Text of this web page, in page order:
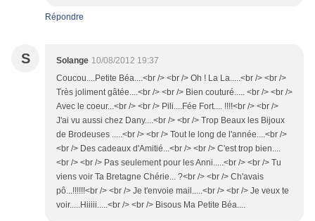
Répondre
S Solange 10/08/2012 19:37
Coucou....Petite Béa....<br /> <br /> Oh ! La La.....<br /> <br />
Très joliment gâtée....<br /> <br /> Bien couturé..... <br /> <br />
Avec le coeur...<br /> <br /> Pili....Fée Fort.... !!!!<br /> <br />
J'ai vu aussi chez Dany....<br /> <br /> Trop Beaux les Bijoux
de Brodeuses .....<br /> <br /> Tout le long de l'année....<br />
<br /> Des cadeaux d'Amitié...<br /> <br /> C'est trop bien....
<br /> <br /> Pas seulement pour les Anni.....<br /> <br /> Tu
viens voir Ta Bretagne Chérie... ?<br /> <br /> Ch'avais
pô...!!!!!!<br /> <br /> Je t'envoie mail.....<br /> <br /> Je veux te
voir.....Hiiiii.....<br /> <br /> Bisous Ma Petite Béa....